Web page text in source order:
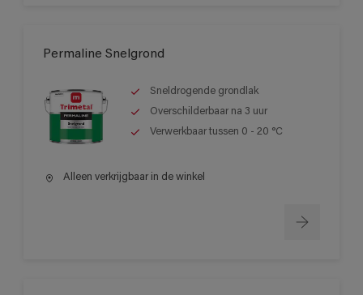
Permaline Snelgrond
Sneldrogende grondlak
Overschilderbaar na 3 uur
Verwerkbaar tussen 0 - 20 °C
Alleen verkrijgbaar in de winkel